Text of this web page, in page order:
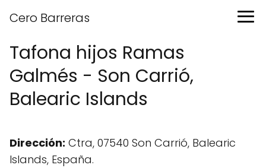
Cero Barreras
Tafona hijos Ramas
Galmés - Son Carrió,
Balearic Islands
Dirección: Ctra, 07540 Son Carrió, Balearic
Islands, España.